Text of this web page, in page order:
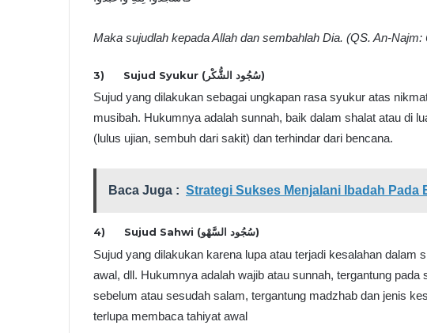
Maka sujudlah kepada Allah dan sembahlah Dia. (QS. An-Najm:
3) Sujud Syukur (سُجُود الشُّكْر)
Sujud yang dilakukan sebagai ungkapan rasa syukur atas
musibah. Hukumnya adalah sunnah, baik dalam shalat atau di
(lulus ujian, sembuh dari sakit) dan terhindar dari bencana.
Baca Juga : Strategi Sukses Menjalani Ibadah Pada
4) Sujud Sahwi (سُجُود السَّهْو)
Sujud yang dilakukan karena lupa atau terjadi kesalahan dalam
awal, dll. Hukumnya adalah wajib atau sunnah, tergantung
sebelum atau sesudah salam, tergantung madzhab dan jenis
terlupa membaca tahiyat awal